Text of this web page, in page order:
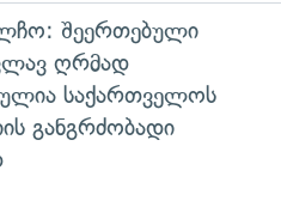
შეერთებული
ღრმად
საქართველოს
განგრძობადი